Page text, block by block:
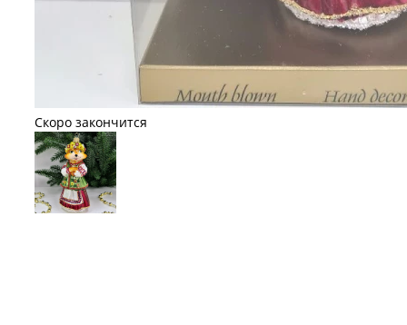
Скоро закончится